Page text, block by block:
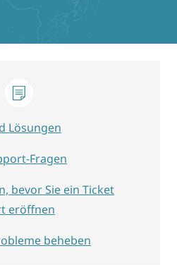
Lösungen
Fragen
bevor Sie ein Ticket
eröffnen
beheben